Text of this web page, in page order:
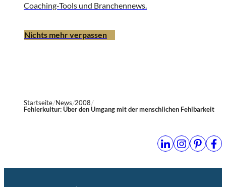
Coaching-Tools und Branchennews.
Nichts mehr verpassen
Startseite News 2008
Fehlerkultur: Über den Umgang mit der menschlichen Fehlbarkeit